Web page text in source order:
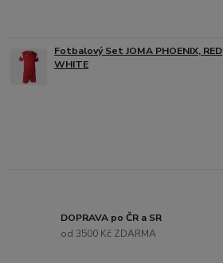
Fotbalový Set JOMA PHOENIX, RED
WHITE
DOPRAVA po ČR a SR
od 3500 Kč ZDARMA